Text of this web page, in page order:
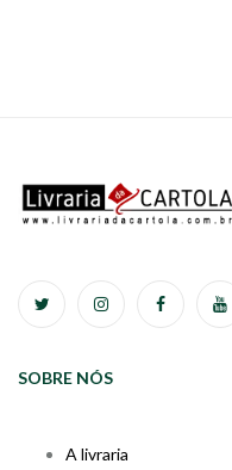
SOBRE NÓS
A livraria